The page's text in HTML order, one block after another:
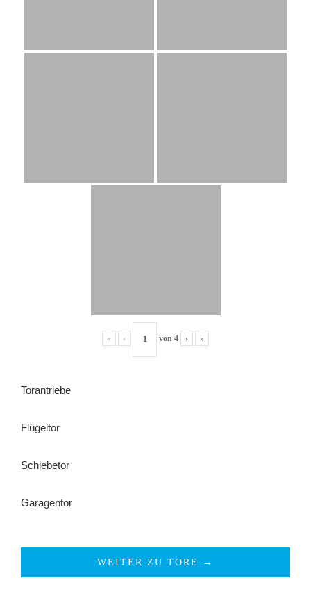
« ‹ von 4 › »
Torantriebe
Flügeltor
Schiebetor
Garagentor
WEITER ZU TORE →